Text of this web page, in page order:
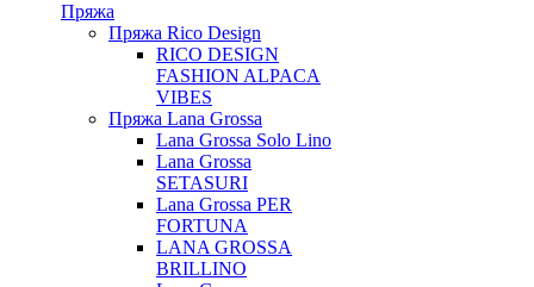
Пряжа
Пряжа Rico Design
RICO DESIGN
FASHION ALPACA
VIBES
Пряжа Lana Grossa
Lana Grossa Solo Lino
Lana Grossa
SETASURI
Lana Grossa PER
FORTUNA
LANA GROSSA
BRILLINO